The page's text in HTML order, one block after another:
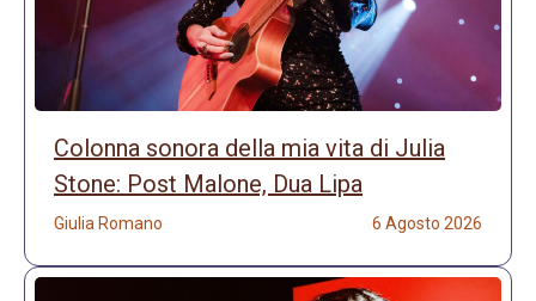
Colonna sonora della mia vita di Julia
Stone: Post Malone, Dua Lipa
Giulia Romano 6 Agosto 2026